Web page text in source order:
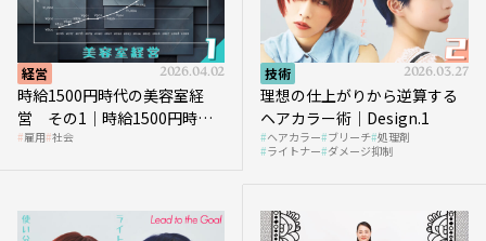
経営 2026.04.02
時給1500円時代の美容室経
営 その1｜時給1500円時代
へ向かう社会的背景
雇用 社会
技術 2026.03.27
理想の仕上がりから逆算する
ヘアカラー術｜Design.1
ヘアカラー ブリーチ 処理剤
ライトナー ダメージ抑制